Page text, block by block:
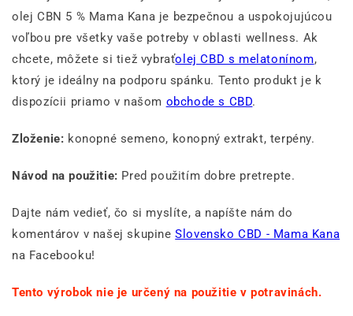
olej CBN 5 % Mama Kana je bezpečnou a uspokojujúcou
voľbou pre všetky vaše potreby v oblasti wellness. Ak
chcete, môžete si tiež vybraťolej CBD s melatonínom,
ktorý je ideálny na podporu spánku. Tento produkt je k
dispozícii priamo v našom obchode s CBD.
Zloženie: konopné semeno, konopný extrakt, terpény.
Návod na použitie: Pred použitím dobre pretrepte.
Dajte nám vedieť, čo si myslíte, a napíšte nám do
komentárov v našej skupineSlovensko CBD - Mama Kana
na Facebooku!
Tento výrobok nie je určený na použitie v potravinách.